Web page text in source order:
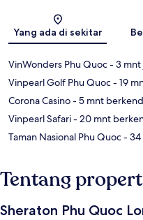
Yang ada di sekitar
VinWonders Phu Quoc- 3 mnt
Vinpearl Golf Phu Quoc- 19
Corona Casino- 5 mnt
Vinpearl Safari- 20 mnt
Taman Nasional Phu Quoc- 34
Tentang
Sheraton Phu Quoc